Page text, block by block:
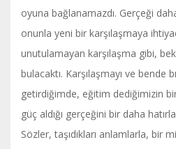
oyuna bağlanamazdı. Gerçeği
onunla yeni bir karşılaşmaya
unutulamayan karşılaşma gibi,
bulacaktı. Karşılaşmayı ve bende
getirdiğimde, eğitim dediğimizin
güç aldığı gerçeğini bir daha
Sözler, taşıdıkları anlamlarla, bir